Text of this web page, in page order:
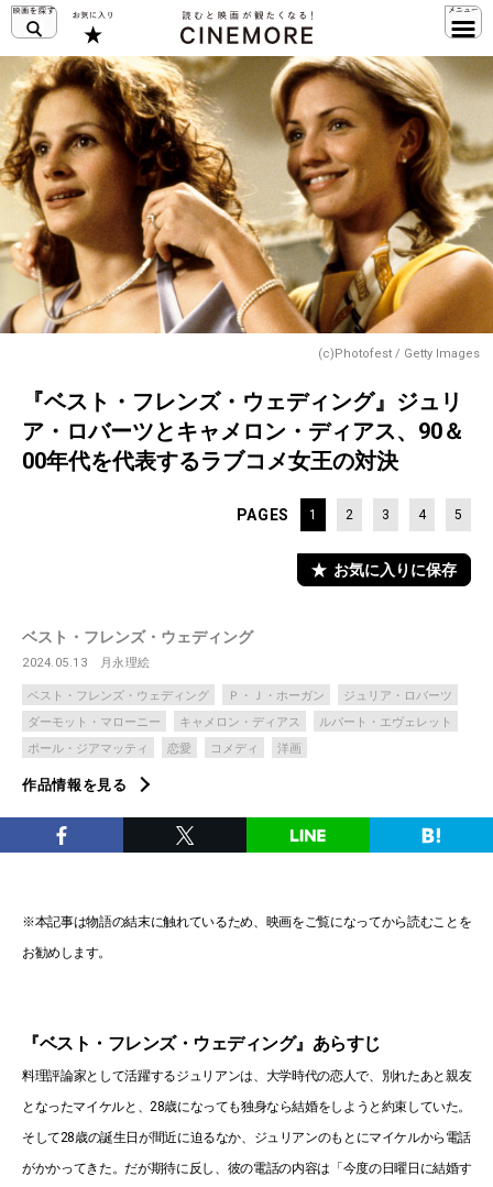
(c)Photofest / Getty Images
『ベスト・フレンズ・ウェディング』ジュリ
ア・ロバーツとキャメロン・ディアス、90＆
00年代を代表するラブコメ女王の対決
PAGES 1 2 3 4 5
お気に入りに保存
ベスト・フレンズ・ウェディング
2024.05.13 月永理絵
ベスト・フレンズ・ウェディング Ｐ・Ｊ・ホーガン
ジュリア・ロバーツ
ダーモット・マローニー
キャメロン・ディアス
ルパート・エヴェレット
ポール・ジアマッティ
恋愛 コメディ 洋画
作品情報を見る
※本記事は物語の結末に触れているため、映画をご覧になってから読むことを
お勧めします。
『ベスト・フレンズ・ウェディング』あらすじ
料理評論家として活躍するジュリアンは、大学時代の恋人で、別れたあと親友
となったマイケルと、28歳になっても独身なら結婚をしようと約束していた。
そして28歳の誕生日が間近に迫るなか、ジュリアンのもとにマイケルから電話
がかかってきた。だが期待に反し、彼の電話の内容は「今度の日曜日に結婚す